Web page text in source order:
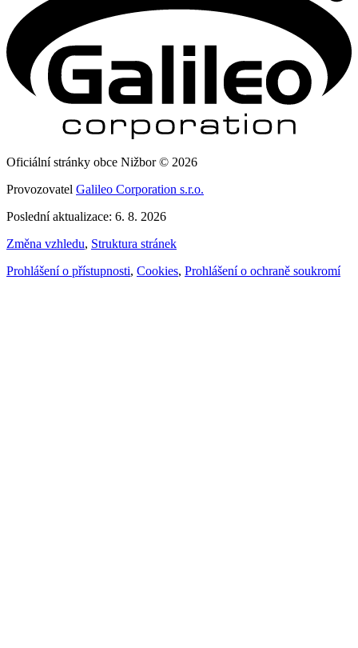
Oficiální stránky obce Nižbor © 2026
Provozovatel Galileo Corporation s.r.o.
Poslední aktualizace: 6. 8. 2026
Změna vzhledu, Struktura stránek
Prohlášení o přístupnosti, Cookies, Prohlášení o ochraně soukromí